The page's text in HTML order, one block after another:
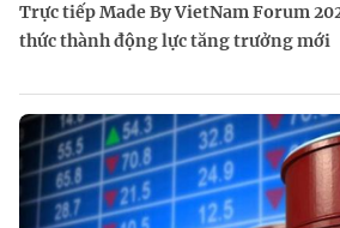
Trực tiếp Made By VietNam Forum
thức thành động lực tăng trưởng mới